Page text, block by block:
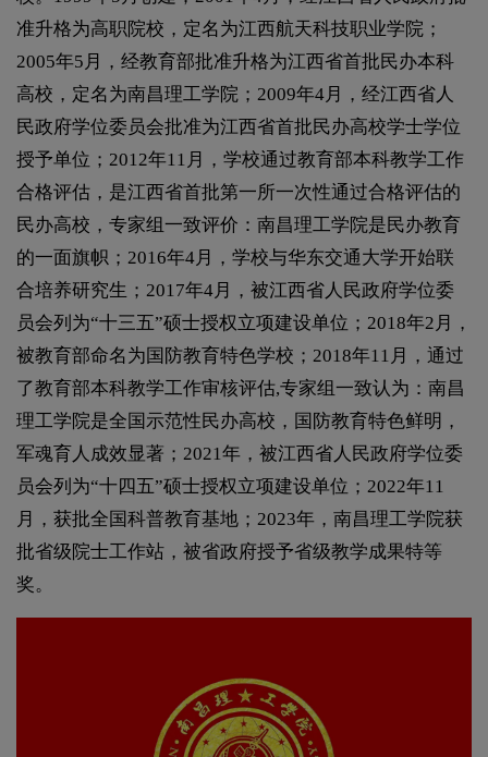
准升格为高职院校，定名为江西航天科技职业学院；
2005年5月，经教育部批准升格为江西省首批民办本科
高校，定名为南昌理工学院；2009年4月，经江西省人
民政府学位委员会批准为江西省首批民办高校学士学位
授予单位；2012年11月，学校通过教育部本科教学工作
合格评估，是江西省首批第一所一次性通过合格评估的
民办高校，专家组一致评价：南昌理工学院是民办教育
的一面旗帜；2016年4月，学校与华东交通大学开始联
合培养研究生；2017年4月，被江西省人民政府学位委
员会列为“十三五”硕士授权立项建设单位；2018年2月，
被教育部命名为国防教育特色学校；2018年11月，通过
了教育部本科教学工作审核评估,专家组一致认为：南昌
理工学院是全国示范性民办高校，国防教育特色鲜明，
军魂育人成效显著；2021年，被江西省人民政府学位委
员会列为“十四五”硕士授权立项建设单位；2022年11
月，获批全国科普教育基地；2023年，南昌理工学院获
批省级院士工作站，被省政府授予省级教学成果特等
奖。